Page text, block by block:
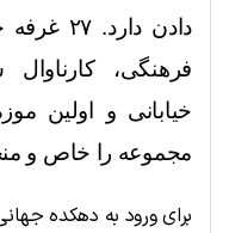
دادن
فرهنگی،
خیابانی و اولین
مجموعه را خاص و
برای ورود به دهکده